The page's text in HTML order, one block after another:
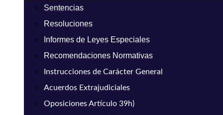
Sentencias
Resoluciones
Informes de Leyes Especiales
Recomendaciones Normativas
Instrucciones de Carácter General
Acuerdos Extrajudiciales
Oposiciones Artículo 39h)